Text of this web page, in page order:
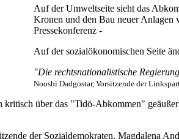
Auf der Umweltseite sieht das
Kronen und den Bau neuer Anlagen
Pressekonferenz -
Auf der sozialökonomischen Seite
"Die rechtsnationalistische
Nooshi Dadgostar, Vorsitzende der
kritisch über das "Tidö-Abkommen"
der Sozialdemokraten, Magdalena